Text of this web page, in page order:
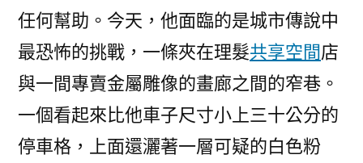
任何幫助。今天，他面臨的是城市傳說中
最恐怖的挑戰，一條夾在理髮共享空間店
與一間專賣金屬雕像的畫廊之間的窄巷。
一個看起來比他車子尺寸小上三十公分的
停車格，上面還灑著一層可疑的白色粉